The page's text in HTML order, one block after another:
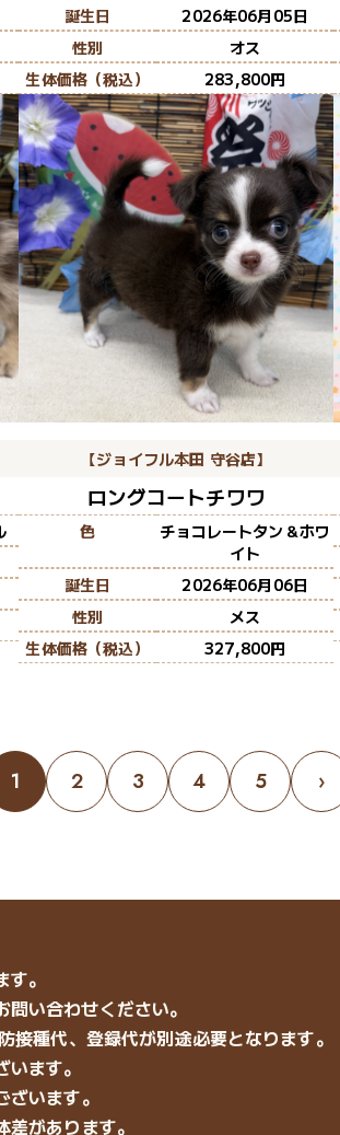
誕生日
2026年06月05日
性別
オス
生体価格（税込）
283,800
【ジョイフル本田 守谷店】
ロングコートチワワ
色
チョコレートタン＆ホワ
イト
誕生日
2026年06月06日
性別
メス
生体価格（税込）
327,800
1 2 3 4 5 ›
。
い合わせください。
種代、登録代が別途必要となります。
ます。
います。
があります。